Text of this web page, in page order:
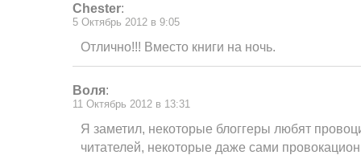
Сhester:
5 Октябрь 2012 в 9:05
Отлично!!! Вместо книги на ночь.
Воля:
11 Октябрь 2012 в 13:31
Я заметил, некоторые блоггеры любят
читателей, некоторые даже сами